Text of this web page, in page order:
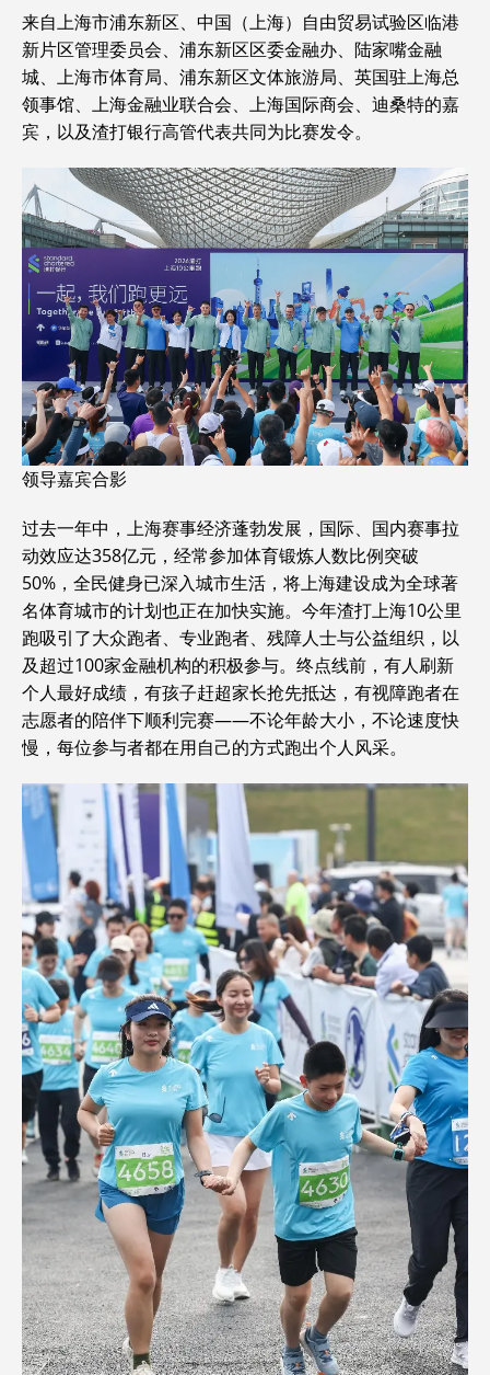
来自上海市浦东新区、中国（上海）自由贸易试验区临港
新片区管理委员会、浦东新区区委金融办、陆家嘴金融
城、上海市体育局、浦东新区文体旅游局、英国驻上海总
领事馆、上海金融业联合会、上海国际商会、迪桑特的嘉
宾，以及渣打银行高管代表共同为比赛发令。
领导嘉宾合影
过去一年中，上海赛事经济蓬勃发展，国际、国内赛事拉
动效应达358亿元，经常参加体育锻炼人数比例突破
50%，全民健身已深入城市生活，将上海建设成为全球著
名体育城市的计划也正在加快实施。今年渣打上海10公里
跑吸引了大众跑者、专业跑者、残障人士与公益组织，以
及超过100家金融机构的积极参与。终点线前，有人刷新
个人最好成绩，有孩子赶超家长抢先抵达，有视障跑者在
志愿者的陪伴下顺利完赛——不论年龄大小，不论速度快
慢，每位参与者都在用自己的方式跑出个人风采。